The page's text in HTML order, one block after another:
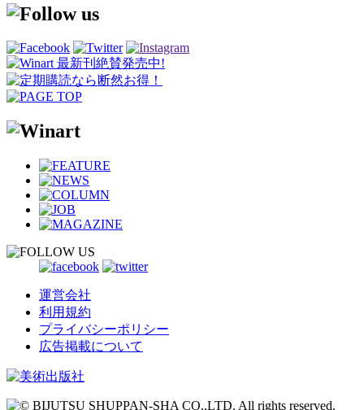
運営会社
利用規約
プライバシーポリシー
広告掲載について